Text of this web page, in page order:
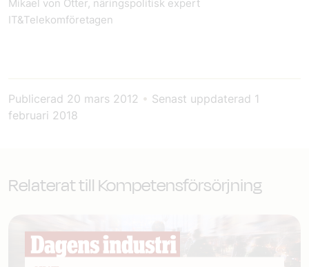
Mikael von Otter, näringspolitisk expert
IT&Telekomföretagen
Publicerad 20 mars 2012 • Senast uppdaterad 1
februari 2018
Relaterat till Kompetensförsörjning